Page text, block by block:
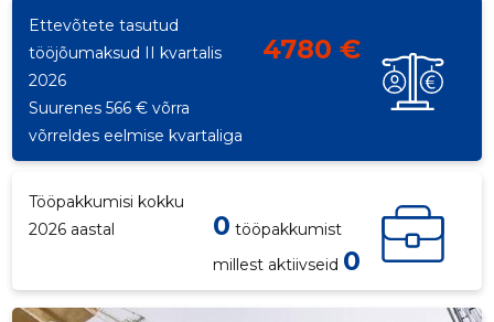
Ettevõtete tasutud
tööjõumaksud II kvartalis
2026
4780 €
Suurenes 566 € võrra
võrreldes eelmise kvartaliga
Tööpakkumisi kokku
2026 aastal
0 tööpakkumist
millest aktiivseid 0